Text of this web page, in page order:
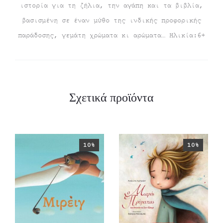
ιστορία για τη ζήλια, την αγάπη και τα βιβλία,
βασισμένη σε έναν μύθο της ινδικής προφορικής
παράδοσης, γεμάτη χρώματα κι αρώματα… Ηλικία:6+
Σχετικά προϊόντα
10% 10%